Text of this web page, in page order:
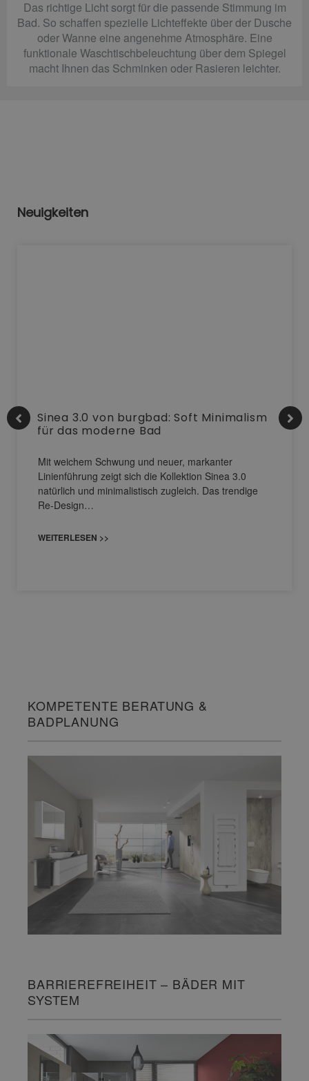
Das richtige Licht sorgt für die passende Stimmung im
Bad. So schaffen spezielle Lichteffekte über der Dusche
oder Wanne eine angenehme Atmosphäre. Eine
funktionale Waschtischbeleuchtung über dem Spiegel
macht Ihnen das Schminken oder Rasieren leichter.
Neuigkeiten
Sinea 3.0 von burgbad: Soft Minimalism
für das moderne Bad
Mit weichem Schwung und neuer, markanter
Linienführung zeigt sich die Kollektion Sinea 3.0
natürlich und minimalistisch zugleich. Das trendige
Re-Design…
WEITERLESEN >>
KOMPETENTE BERATUNG &
BADPLANUNG
BARRIEREFREIHEIT – BÄDER MIT
SYSTEM